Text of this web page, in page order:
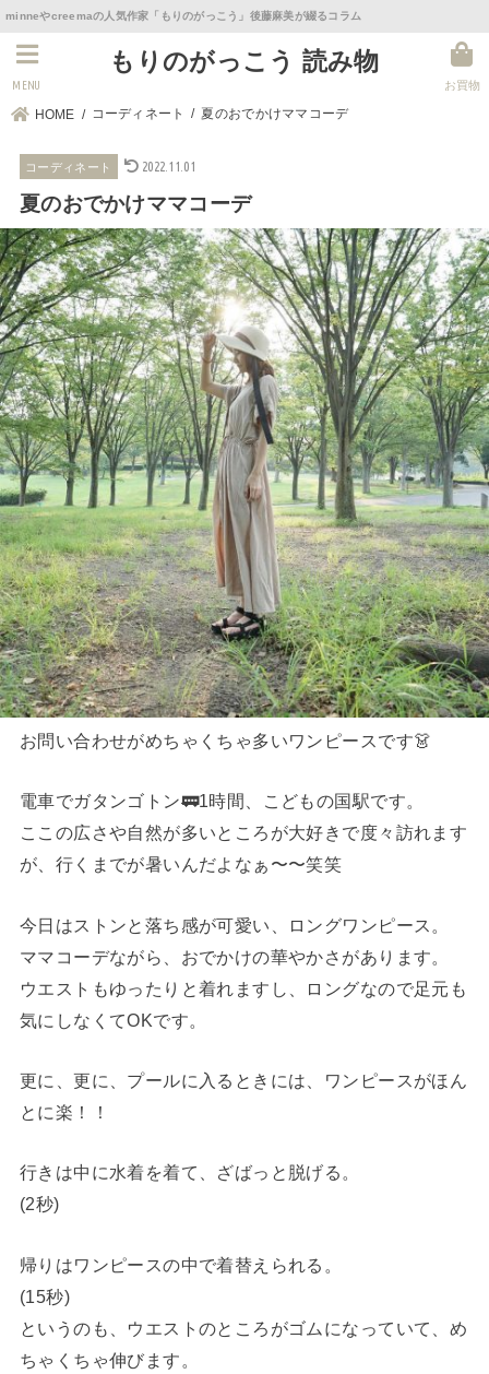
minneやcreemaの人気作家「もりのがっこう」後藤麻美が綴るコラム
もりのがっこう 読み物
お買物
MENU
HOME コーディネート 夏のおでかけママコーデ
コーディネート 2022.11.01
夏のおでかけママコーデ
お問い合わせがめちゃくちゃ多いワンピースです👗
電車でガタンゴトン🚃1時間、こどもの国駅です。
ここの広さや自然が多いところが大好きで度々訪れます
が、行くまでが暑いんだよなぁ〜〜笑笑
今日はストンと落ち感が可愛い、ロングワンピース。
ママコーデながら、おでかけの華やかさがあります。
ウエストもゆったりと着れますし、ロングなので足元も
気にしなくてOKです。
更に、更に、プールに入るときには、ワンピースがほん
とに楽！！
行きは中に水着を着て、ざばっと脱げる。
(2秒)
帰りはワンピースの中で着替えられる。
(15秒)
というのも、ウエストのところがゴムになっていて、め
ちゃくちゃ伸びます。